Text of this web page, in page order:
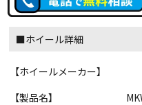
■ホイール詳細
【ホイールメーカー】
【製品名】